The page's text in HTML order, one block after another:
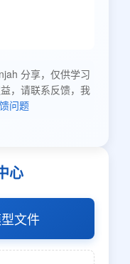
分享，仅供学习
，请联系反馈，我
问题
心
文件